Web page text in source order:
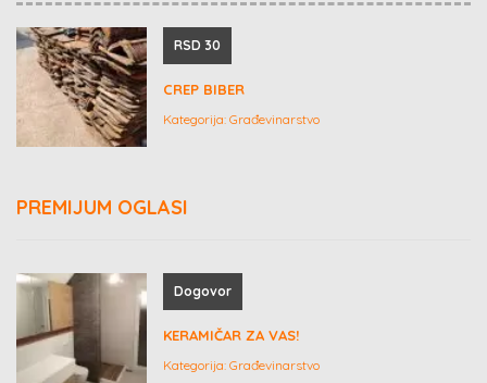
RSD 30
CREP BIBER
Kategorija: Građevinarstvo
PREMIJUM OGLASI
Dogovor
KERAMIČAR ZA VAS!
Kategorija: Građevinarstvo